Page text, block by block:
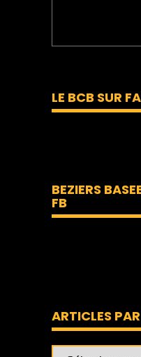
LE BCB SUR
BEZIERS
FB
ARTICLES